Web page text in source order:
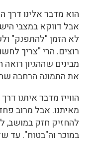
הוא מדבר אלינו דרך
אבל דווקא במצבי
לא הזמן "להתפנק"
רוצים. הרי "צריך
מבינים שההגיון
את התמונה הרחבה
הווייז מדבר איתנו
מאיתנו. אבל מרוב
להחזיק חזק במושב,
במוכר וה"בטוח". עד